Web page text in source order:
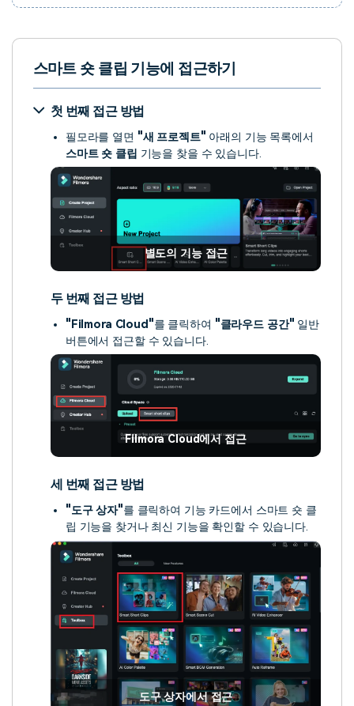
스마트 숏 클립 기능에 접근하기
첫 번째 접근 방법
필모라를 열면 "새 프로젝트" 아래의 기능 목록에서
스마트 숏 클립 기능을 찾을 수 있습니다.
별도의 기능 접근
두 번째 접근 방법
"Filmora Cloud"를 클릭하여 "클라우드 공간" 일반
버튼에서 접근할 수 있습니다.
Filmora Cloud에서 접근
세 번째 접근 방법
"도구 상자"를 클릭하여 기능 카드에서 스마트 숏 클
립 기능을 찾거나 최신 기능을 확인할 수 있습니다.
도구 상자에서 접근